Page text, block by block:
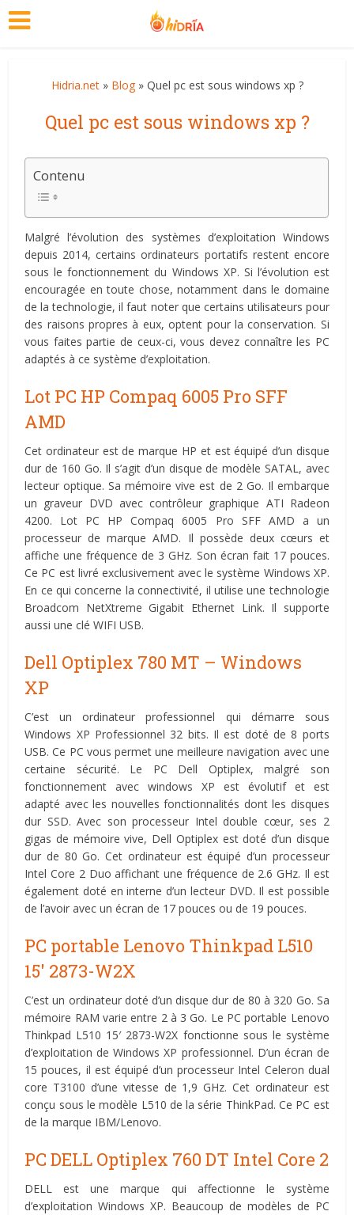
Hidria.net» Blog» Quel pc est sous windows xp ?
Quel pc est sous windows xp ?
Contenu
Malgré l’évolution des systèmes d’exploitation Windows
depuis 2014, certains ordinateurs portatifs restent encore
sous le fonctionnement du Windows XP. Si l’évolution est
encouragée en toute chose, notamment dans le domaine
de la technologie, il faut noter que certains utilisateurs pour
des raisons propres à eux, optent pour la conservation. Si
vous faites partie de ceux-ci, vous devez connaître les PC
adaptés à ce système d’exploitation.
Lot PC HP Compaq 6005 Pro SFF
AMD
Cet ordinateur est de marque HP et est équipé d’un disque
dur de 160 Go. Il s’agit d’un disque de modèle SATAL, avec
lecteur optique. Sa mémoire vive est de 2 Go. Il embarque
un graveur DVD avec contrôleur graphique ATI Radeon
4200. Lot PC HP Compaq 6005 Pro SFF AMD a un
processeur de marque AMD. Il possède deux cœurs et
affiche une fréquence de 3 GHz. Son écran fait 17 pouces.
Ce PC est livré exclusivement avec le système Windows XP.
En ce qui concerne la connectivité, il utilise une technologie
Broadcom NetXtreme Gigabit Ethernet Link. Il supporte
aussi une clé WIFI USB.
Dell Optiplex 780 MT – Windows
XP
C’est un ordinateur professionnel qui démarre sous
Windows XP Professionnel 32 bits. Il est doté de 8 ports
USB. Ce PC vous permet une meilleure navigation avec une
certaine sécurité. Le PC Dell Optiplex, malgré son
fonctionnement avec windows XP est évolutif et est
adapté avec les nouvelles fonctionnalités dont les disques
dur SSD. Avec son processeur Intel double cœur, ses 2
gigas de mémoire vive, Dell Optiplex est doté d’un disque
dur de 80 Go. Cet ordinateur est équipé d’un processeur
Intel Core 2 Duo affichant une fréquence de 2.6 GHz. Il est
également doté en interne d’un lecteur DVD. Il est possible
de l’avoir avec un écran de 17 pouces ou de 19 pouces.
PC portable Lenovo Thinkpad L510
15′ 2873-W2X
C’est un ordinateur doté d’un disque dur de 80 à 320 Go. Sa
mémoire RAM varie entre 2 à 3 Go. Le PC portable Lenovo
Thinkpad L510 15′ 2873-W2X fonctionne sous le système
d’exploitation de Windows XP professionnel. D’un écran de
15 pouces, il est équipé d’un processeur Intel Celeron dual
core T3100 d’une vitesse de 1,9 GHz. Cet ordinateur est
conçu sous le modèle L510 de la série ThinkPad. Ce PC est
de la marque IBM/Lenovo.
PC DELL Optiplex 760 DT Intel Core 2
DELL est une marque qui affectionne le système
d’exploitation Windows XP. Beaucoup de modèles de PC